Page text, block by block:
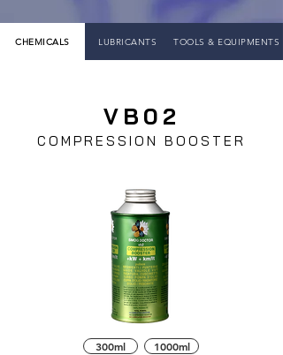
CHEMICALS LUBRICANTS TOOLS & EQUIPMENTS
VB02
COMPRESSION BOOSTER
300ml 1000ml